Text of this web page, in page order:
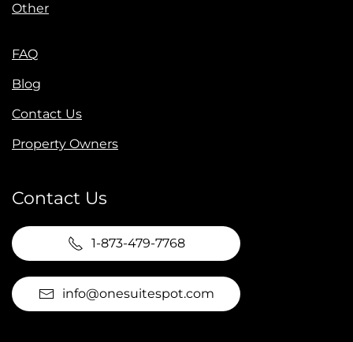
Other
FAQ
Blog
Contact Us
Property Owners
Contact Us
1-873-479-7768
info@onesuitespot.com